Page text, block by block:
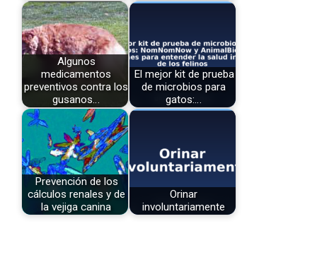
Algunos
medicamentos
preventivos contra los
gusanos…
El mejor kit de prueba
de microbios para
gatos:…
Prevención de los
cálculos renales y de
la vejiga canina
Orinar
involuntariamente